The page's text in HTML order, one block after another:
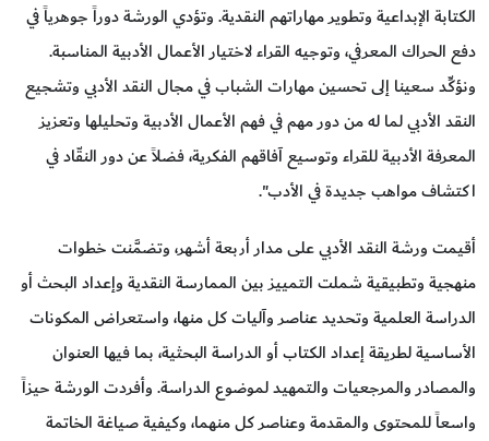
الكتابة الإبداعية وتطوير مهاراتهم النقدية. وتؤدي الورشة دوراً جوهرياً في
دفع الحراك المعرفي، وتوجيه القراء لاختيار الأعمال الأدبية المناسبة.
ونؤكِّد سعينا إلى تحسين مهارات الشباب في مجال النقد الأدبي وتشجيع
النقد الأدبي لما له من دور مهم في فهم الأعمال الأدبية وتحليلها وتعزيز
المعرفة الأدبية للقراء وتوسيع آفاقهم الفكرية، فضلاً عن دور النقّاد في
اكتشاف مواهب جديدة في الأدب".
أقيمت ورشة النقد الأدبي على مدار أربعة أشهر، وتضمَّنت خطوات
منهجية وتطبيقية شملت التمييز بين الممارسة النقدية وإعداد البحث أو
الدراسة العلمية وتحديد عناصر وآليات كل منها، واستعراض المكونات
الأساسية لطريقة إعداد الكتاب أو الدراسة البحثية، بما فيها العنوان
والمصادر والمرجعيات والتمهيد لموضوع الدراسة. وأفردت الورشة حيزاً
واسعاً للمحتوى والمقدمة وعناصر كل منهما، وكيفية صياغة الخاتمة